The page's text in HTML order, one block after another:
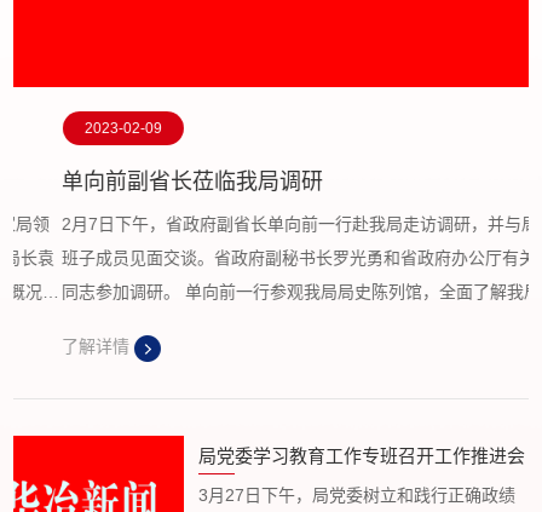
2023-02-09
单向前副省长莅临我局调研
2月7日下午，省政府副省长单向前一行赴我局走访调研，并与局领导
班子成员见面交谈。省政府副秘书长罗光勇和省政府办公厅有关负责
同志参加调研。 单向前一行参观我局局史陈列馆，全面了解我局发展
了解详情
局党委学习教育工作专班召开工作推进会
3月27日下午，局党委树立和践行正确政绩